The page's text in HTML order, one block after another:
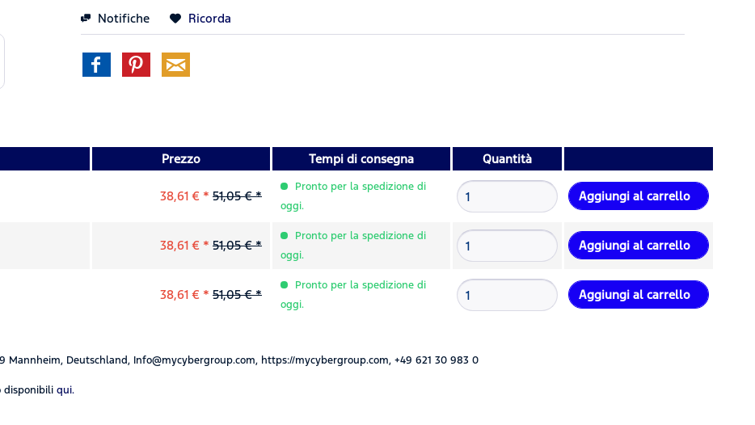
Notifiche Ricorda
Prezzo Tempi di consegna Quantità
38,61 € * 51,05 € *
Pronto per la spedizione di
oggi.
Aggiungi al carrello
38,61 € * 51,05 € *
Pronto per la spedizione di
oggi.
Aggiungi al carrello
38,61 € * 51,05 € *
Pronto per la spedizione di
oggi.
Aggiungi al carrello
Mannheim, Deutschland, Info@mycybergroup.com, https://mycybergroup.com, +49 621 30 983 0
disponibili qui.